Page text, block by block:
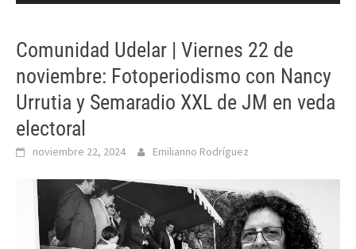
Comunidad Udelar | Viernes 22 de
noviembre: Fotoperiodismo con Nancy
Urrutia y Semaradio XXL de JM en veda
electoral
noviembre 22, 2024 Emilianno Rodríguez